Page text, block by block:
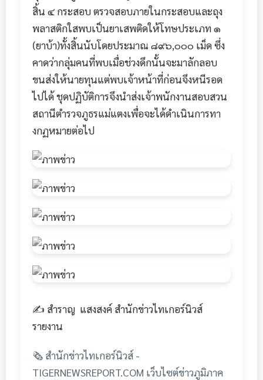
สิ้น ๔ กระสอบ ตรวจสอบภายในกระสอบและถุง
พลาสติกใสพบเป็นยาเสพติดให้โทษประเภท ๑
(ยาบ้า)ทั้งสิ้นนับโดยประมาณ ๘๙๖,๐๐๐ เม็ด ซึ่ง
คาดว่ากลุ่มคนที่พบเมื่อช่วงดึกนั้นจะมาลักลอบ
ขนส่งให้นายทุนแต่พบเจ้าหน้าที่ก่อนจึงหนีรอด
ไปได้ ชุดปฏิบัติการจึงนำส่งเจ้าพนักงานสอบสวน
สถานีตำรวจภูธรแม่แตงเพื่อจะได้ดำเนินการทา
งกฏหมายต่อไป
✍️ สำราญ แสงสงค์ สำนักข่าวไทเกอร์นิวส์
รายงาน
🗞️ สำนักข่าวไทเกอร์นิวส์ -
TIGERNEWSREPORT.COM เว็บไซต์ข่าวภูมิภาค